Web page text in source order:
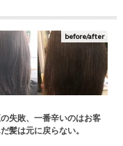
before/after
失敗、一番辛いのはお客
髪は元に戻らない。